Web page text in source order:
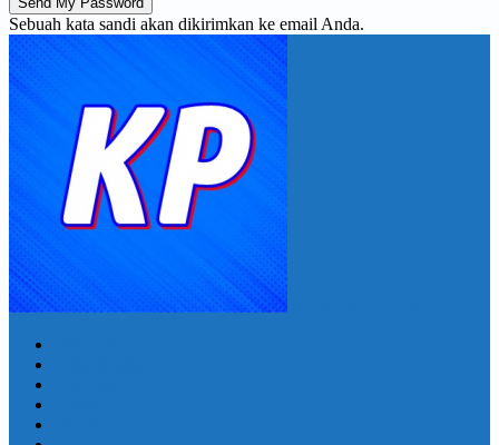
Sebuah kata sandi akan dikirimkan ke email Anda.